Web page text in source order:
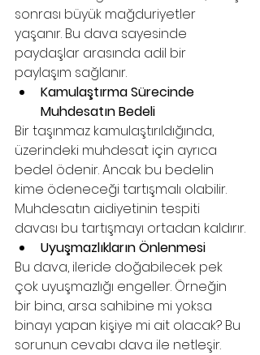
sonrası büyük mağduriyetler
yaşanır. Bu dava sayesinde
paydaşlar arasında adil bir
paylaşım sağlanır.
Kamulaştırma Sürecinde
Muhdesatın Bedeli
Bir taşınmaz kamulaştırıldığında,
üzerindeki muhdesat için ayrıca
bedel ödenir. Ancak bu bedelin
kime ödeneceği tartışmalı olabilir.
Muhdesatın aidiyetinin tespiti
davası bu tartışmayı ortadan kaldırır.
Uyuşmazlıkların Önlenmesi
Bu dava, ileride doğabilecek pek
çok uyuşmazlığı engeller. Örneğin
bir bina, arsa sahibine mi yoksa
binayı yapan kişiye mi ait olacak? Bu
sorunun cevabı dava ile netleşir.